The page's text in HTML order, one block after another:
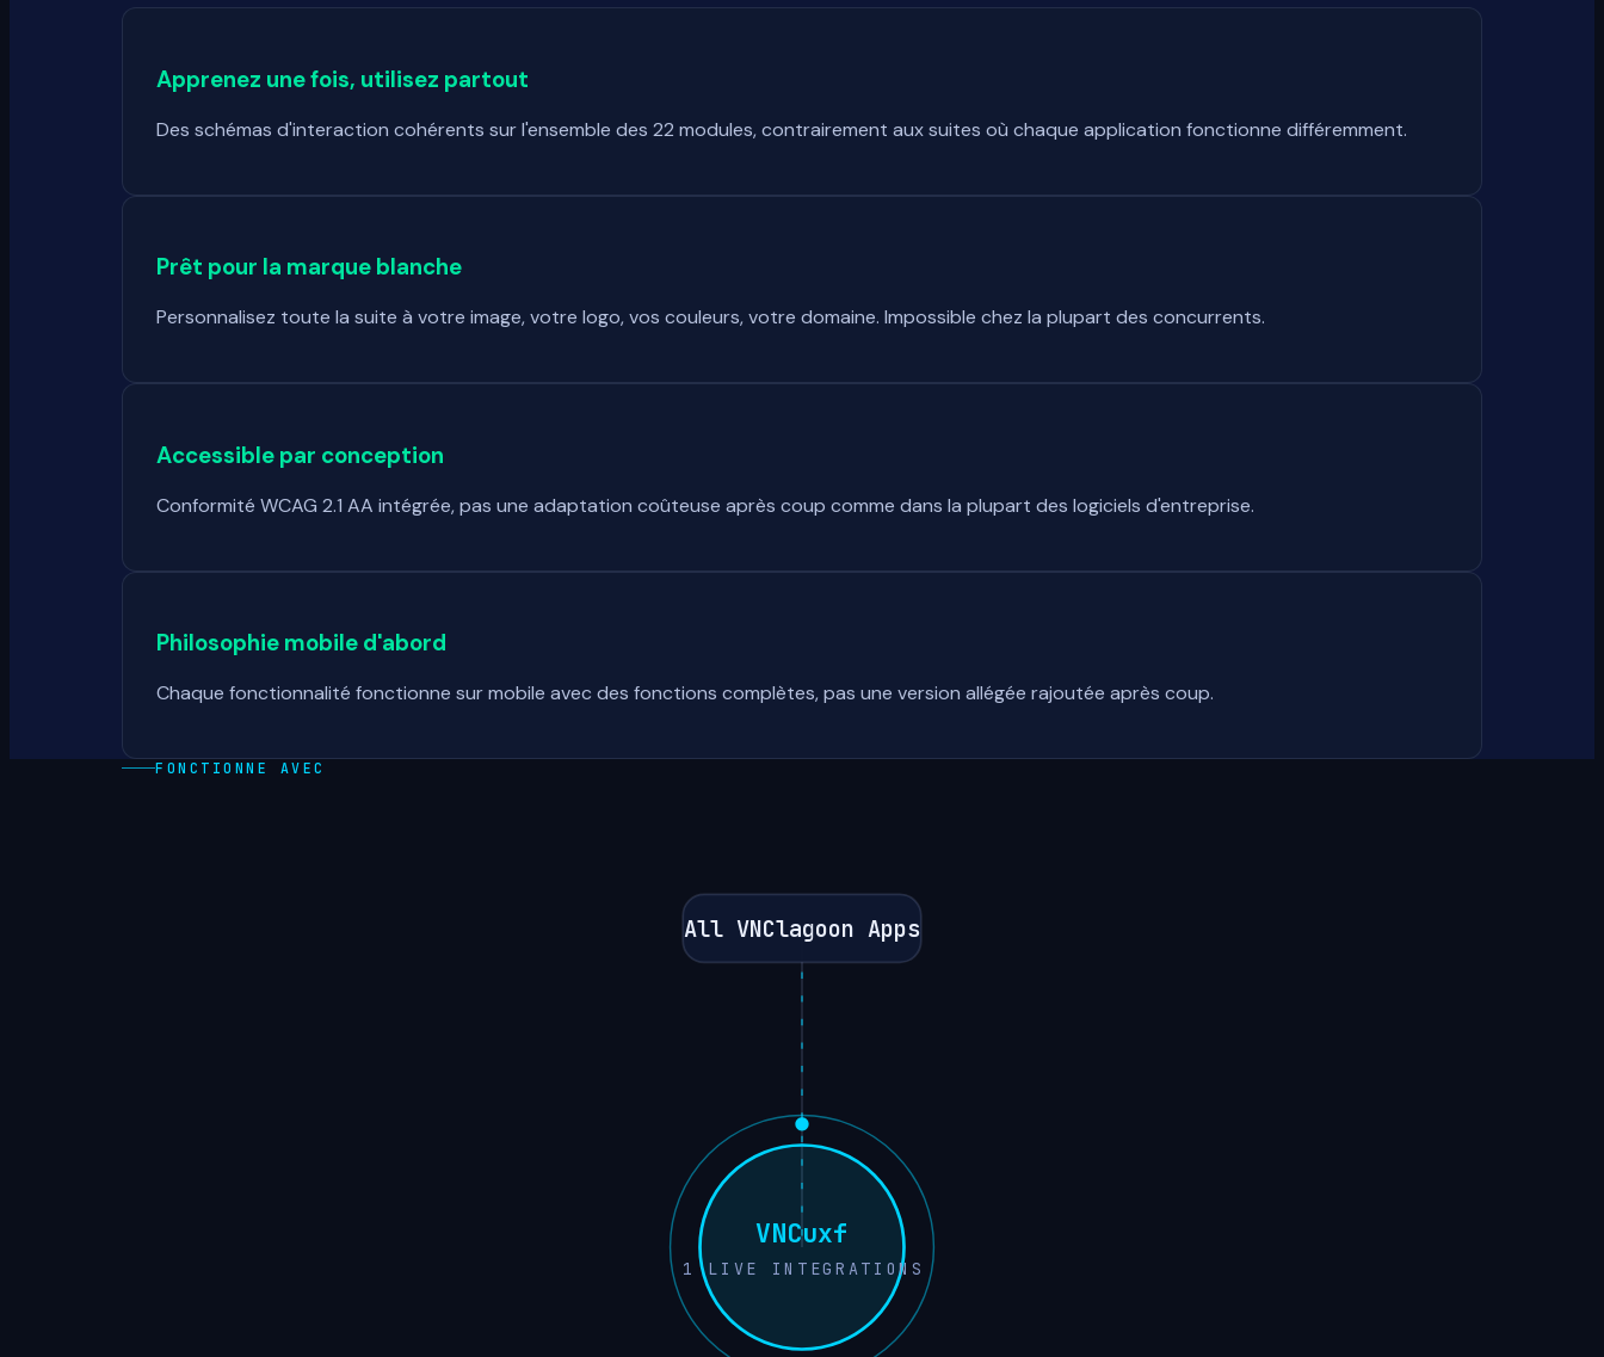
Apprenez une fois, utilisez partout
Des schémas d'interaction cohérents sur l'ensemble des 22 modules, contrairement aux suites où chaque application fonctionne différemment.
Prêt pour la marque blanche
Personnalisez toute la suite à votre image, votre logo, vos couleurs, votre domaine. Impossible chez la plupart des concurrents.
Accessible par conception
Conformité WCAG 2.1 AA intégrée, pas une adaptation coûteuse après coup comme dans la plupart des logiciels d'entreprise.
Philosophie mobile d'abord
Chaque fonctionnalité fonctionne sur mobile avec des fonctions complètes, pas une version allégée rajoutée après coup.
FONCTIONNE AVEC
All VNClagoon Apps
VNCuxf
1 LIVE INTEGRATIONS